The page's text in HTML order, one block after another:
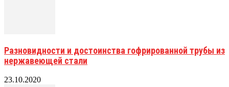
Разновидности и достоинства гофрированной трубы из
нержавеющей стали
23.10.2020